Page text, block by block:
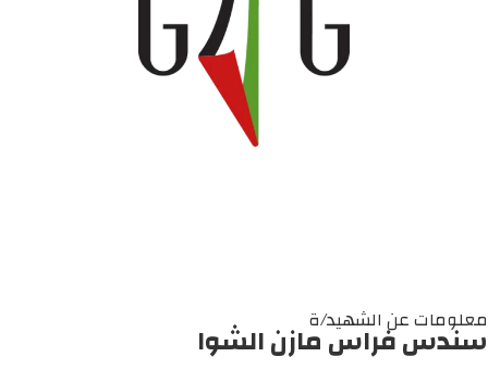
معلومات عن الشهيد/ة
سندس فراس مازن الشوا